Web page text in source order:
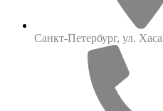
Санкт-Петербург, ул.